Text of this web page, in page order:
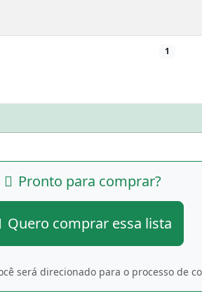
1
Pronto para comprar?
Quero comprar essa lista
será direcionado para o processo de